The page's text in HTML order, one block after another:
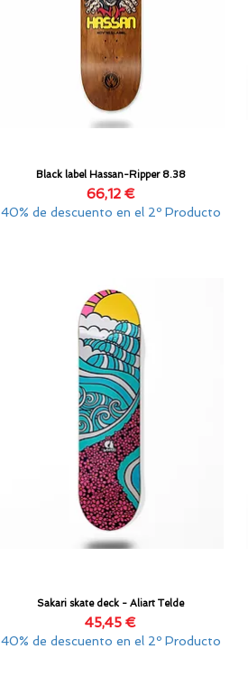
Vista rápida
Black label Hassan-Ripper 8.38
Precio
66,12 €
40% de descuento en el 2º Producto
Vista rápida
Sakari skate deck - Aliart Telde
Precio
45,45 €
40% de descuento en el 2º Producto